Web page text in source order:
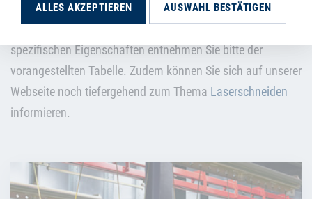
Maximalgrößen für alle Bleche beachten. Wir verarbeiten je
nach Werkstoffnummer Dicken von 1 mm - 200 mm. Die
spezifischen Eigenschaften entnehmen Sie bitte der
vorangestellten Tabelle. Zudem können Sie sich auf unserer
Webseite noch tiefergehend zum Thema Laserschneiden
informieren.
ALLES AKZEPTIEREN AUSWAHL BESTÄTIGEN